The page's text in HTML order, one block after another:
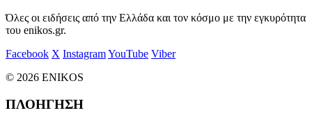
Όλες οι ειδήσεις από την Ελλάδα και τον κόσμο με την εγκυρότητα
του enikos.gr.
Facebook X InstagramYouTube Viber
© 2026 ENIKOS
ΠΛΟΗΓΗΣΗ